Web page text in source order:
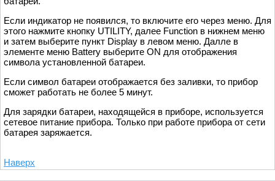
Если индикатор не появился, то включите его через меню. Для
этого нажмите кнопку UTILITY, далее Function в нижнем меню
и затем выберите пункт Display в левом меню. Далле в
элементе меню Battery выберите ON для отображения
символа установленной батареи.
Если символ батареи отображается без заливки, то прибор
сможет работать не более 5 минут.
Для зарядки батареи, находящейся в приборе, используется
сетевое питание прибора. Только при работе прибора от сети
батарея заряжается.
Наверх